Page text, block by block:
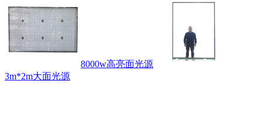
8000w高亮面光源
3m*2m大面光源